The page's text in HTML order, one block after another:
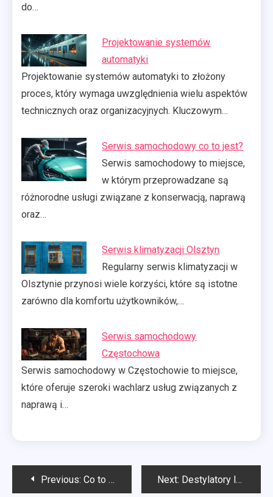
do…
Projektowanie systemów
automatyki
Projektowanie systemów automatyki to złożony
proces, który wymaga uwzględnienia wielu aspektów
technicznych oraz organizacyjnych. Kluczowym…
Serwis samochodowy co to jest?
Serwis samochodowy to miejsce,
w którym przeprowadzane są
różnorodne usługi związane z konserwacją, naprawą
oraz…
Serwis klimatyzacji Olsztyn
Regularny serwis klimatyzacji w
Olsztynie przynosi wiele korzyści, które są istotne
zarówno dla komfortu użytkowników,…
Serwis samochodowy
Częstochowa
Serwis samochodowy w Częstochowie to miejsce,
które oferuje szeroki wachlarz usług związanych z
naprawą i…
Nawigacja
Previous: Co to jest przemysł 4.0? Next: Destylatory laboratoryjne